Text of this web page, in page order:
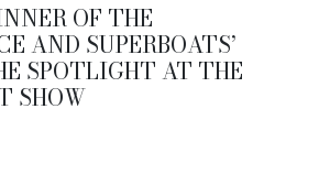
OF THE
AND SUPERBOATS’
SPOTLIGHT AT THE
SHOW